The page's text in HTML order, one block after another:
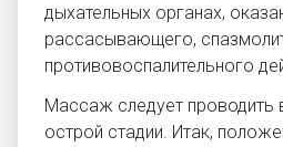
дыхательных органах,
рассасывающего,
противовоспалительного
Массаж следует проводить
острой стадии. Итак,